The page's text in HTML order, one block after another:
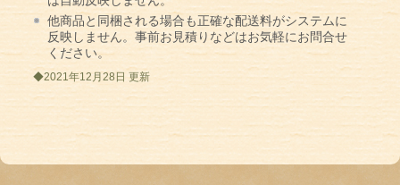
他商品と同梱される場合も正確な配送料がシステムに
反映しません。事前お見積りなどはお気軽にお問合せ
ください。
◆2021年12月28日 更新